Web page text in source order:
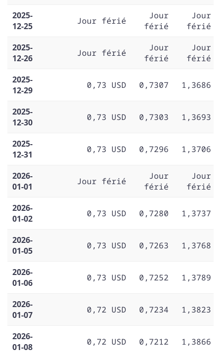
2025-
12-25
Jour férié
Jour
férié
Jour
férié
2025-
12-26
Jour férié
Jour
férié
Jour
férié
2025-
12-29
0,73 USD 0,7307 1,3686
2025-
12-30
0,73 USD 0,7303 1,3693
2025-
12-31
0,73 USD 0,7296 1,3706
2026-
01-01
Jour férié
Jour
férié
Jour
férié
2026-
01-02
0,73 USD 0,7280 1,3737
2026-
01-05
0,73 USD 0,7263 1,3768
2026-
01-06
0,73 USD 0,7252 1,3789
2026-
01-07
0,72 USD 0,7234 1,3823
2026-
01-08
0,72 USD 0,7212 1,3866